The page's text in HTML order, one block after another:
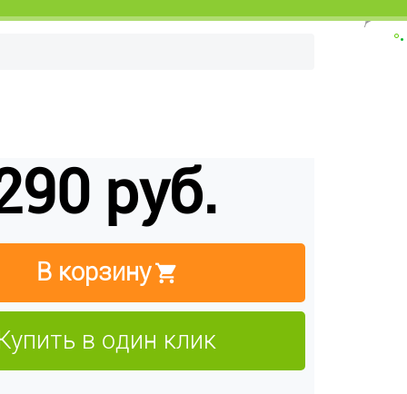
руб.
В корзину
в один клик